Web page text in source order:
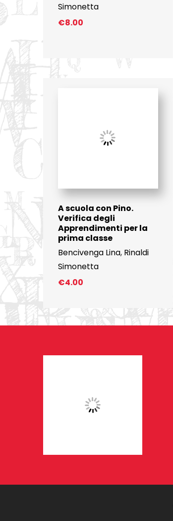
Simonetta
€8.00
A scuola con Pino.
Verifica degli
Apprendimenti per la
prima classe
Bencivenga Lina, Rinaldi
Simonetta
€4.00